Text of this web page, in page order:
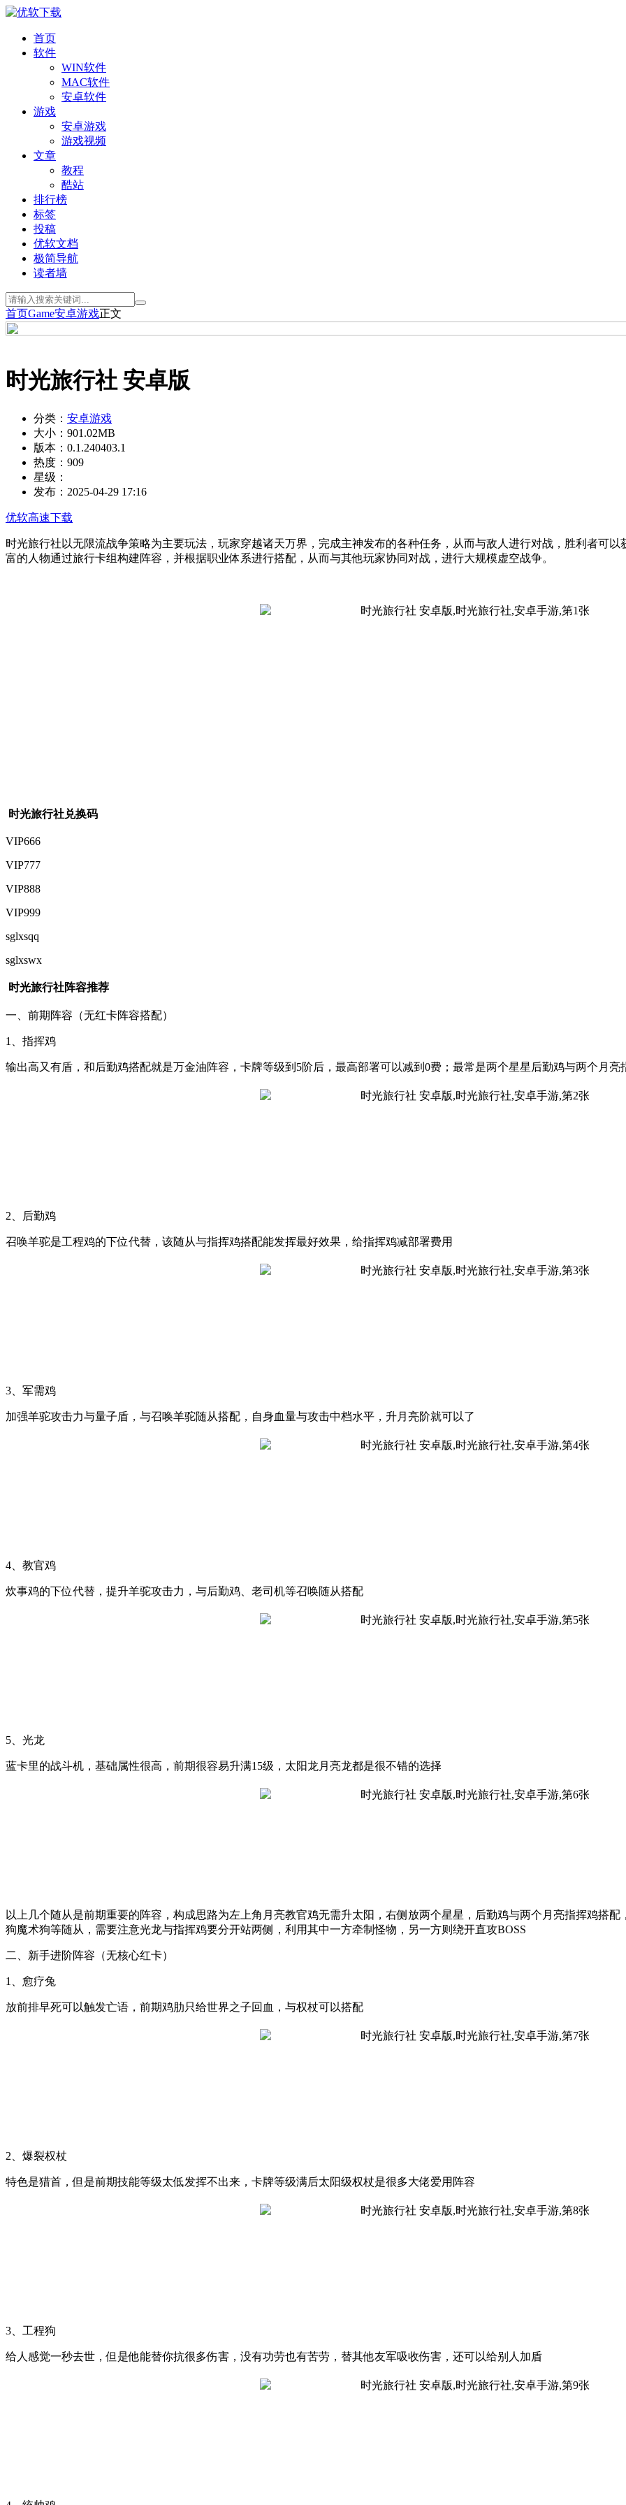
首页
软件
WIN软件
MAC软件
安卓软件
游戏
安卓游戏
游戏视频
文章
教程
酷站
排行榜
标签
投稿
优软文档
极简导航
读者墙
首页Game安卓游戏正文
时光旅行社 安卓版
分类： 安卓游戏
大小： 901.02MB
版本： 0.1.240403.1
热度： 909
星级：
发布： 2025-04-29 17:16
优软高速下载
时光旅行社以无限流战争策略为主要玩法，玩家穿越诸天万界，完成主神发布的各种任务，从而与敌人进行对战，胜利者可
富的人物通过旅行卡组构建阵容，并根据职业体系进行搭配，从而与其他玩家协同对战，进行大规模虚空战争。
时光旅行社兑换码
VIP666
VIP777
VIP888
VIP999
sglxsqq
sglxswx
时光旅行社阵容推荐
一、前期阵容（无红卡阵容搭配）
1、指挥鸡
输出高又有盾，和后勤鸡搭配就是万金油阵容，卡牌等级到5阶后，最高部署可以减到0费；最常是两个星星后勤鸡与两个月亮
2、后勤鸡
召唤羊驼是工程鸡的下位代替，该随从与指挥鸡搭配能发挥最好效果，给指挥鸡减部署费用
3、军需鸡
加强羊驼攻击力与量子盾，与召唤羊驼随从搭配，自身血量与攻击中档水平，升月亮阶就可以了
4、教官鸡
炊事鸡的下位代替，提升羊驼攻击力，与后勤鸡、老司机等召唤随从搭配
5、光龙
蓝卡里的战斗机，基础属性很高，前期很容易升满15级，太阳龙月亮龙都是很不错的选择
以上几个随从是前期重要的阵容，构成思路为左上角月亮教官鸡无需升太阳，右侧放两个星星，后勤鸡与两个月亮指挥鸡搭
狗魔术狗等随从，需要注意光龙与指挥鸡要分开站两侧，利用其中一方牵制怪物，另一方则绕开直攻BOSS
二、新手进阶阵容（无核心红卡）
1、愈疗兔
放前排早死可以触发亡语，前期鸡肋只给世界之子回血，与权杖可以搭配
2、爆裂权杖
特色是猎首，但是前期技能等级太低发挥不出来，卡牌等级满后太阳级权杖是很多大佬爱用阵容
3、工程狗
给人感觉一秒去世，但是他能替你抗很多伤害，没有功劳也有苦劳，替其他友军吸收伤害，还可以给别人加盾